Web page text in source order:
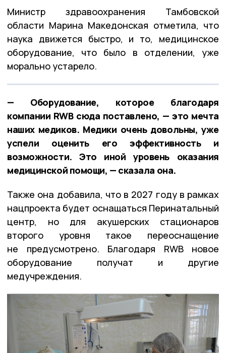
Министр здравоохранения Тамбовской
области Марина Македонская отметила, что
наука движется быстро, и то, медицинское
оборудование, что было в отделении, уже
морально устарело.
— Оборудование, которое благодаря
компании RWB сюда поставлено, — это мечта
наших медиков. Медики очень довольны, уже
успели оценить его эффективность и
возможности. Это иной уровень оказания
медицинской помощи, — сказала она.
Также она добавила, что в 2027 году в рамках
нацпроекта будет оснащаться Перинатальный
центр, но для акушерских стационаров
второго уровня такое переоснащение
не предусмотрено. Благодаря RWB новое
оборудование получат и другие
медучреждения.